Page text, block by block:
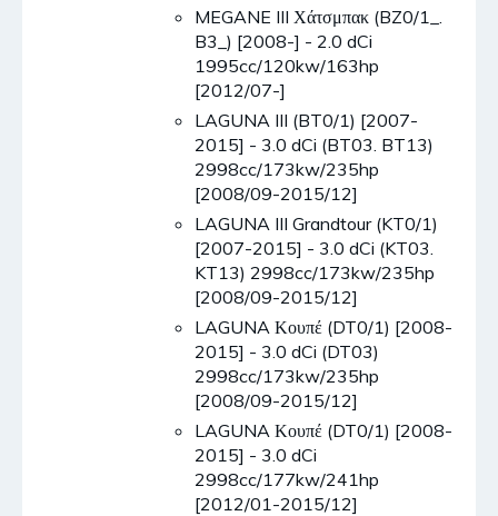
MEGANE III Χάτσμπακ (BZ0/1_.
B3_) [2008-] - 2.0 dCi
1995cc/120kw/163hp
[2012/07-]
LAGUNA III (BT0/1) [2007-
2015] - 3.0 dCi (BT03. BT13)
2998cc/173kw/235hp
[2008/09-2015/12]
LAGUNA III Grandtour (KT0/1)
[2007-2015] - 3.0 dCi (KT03.
KT13) 2998cc/173kw/235hp
[2008/09-2015/12]
LAGUNA Κουπέ (DT0/1) [2008-
2015] - 3.0 dCi (DT03)
2998cc/173kw/235hp
[2008/09-2015/12]
LAGUNA Κουπέ (DT0/1) [2008-
2015] - 3.0 dCi
2998cc/177kw/241hp
[2012/01-2015/12]